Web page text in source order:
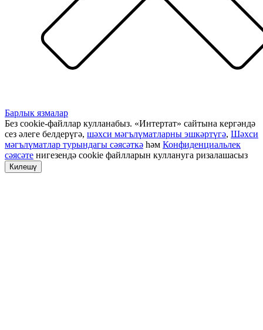
Барлык язмалар
Без cookie-файллар кулланабыз. «Интертат» сайтына кергәндә
сез әлеге белдерүгә, шәхси мәгълүматларны эшкәртүгә, Шәхси
мәгълүматлар турындагы сәясәткә һәм Конфиденциальлек
сәясәте нигезендә cookie файлларын куллануга ризалашасыз
Килешү